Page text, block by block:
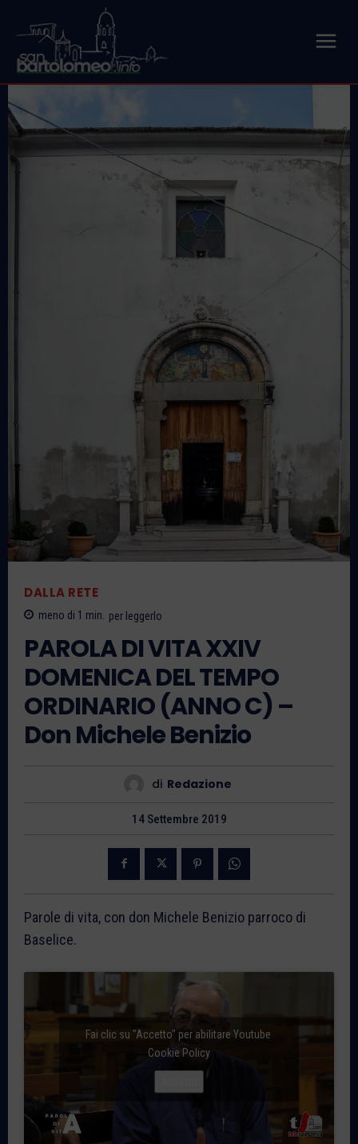
DALLA RETE
meno di 1 min. per leggerlo
PAROLA DI VITA XXIV
DOMENICA DEL TEMPO
ORDINARIO (ANNO C) –
Don Michele Benizio
di Redazione
14 Settembre 2019
Parole di vita, con don Michele Benizio parroco di
Baselice.
Fai clic su "Accetto" per abilitare Youtube
Cookie Policy